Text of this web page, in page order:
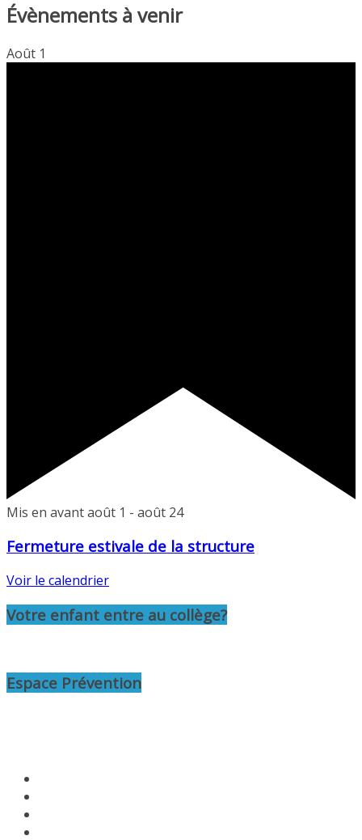
Évènements à venir
Août 1
Mis en avantaoût 1 - août 24
Fermeture estivale de la structure
Voir le calendrier
Votre enfant entre au collège?
Espace Prévention